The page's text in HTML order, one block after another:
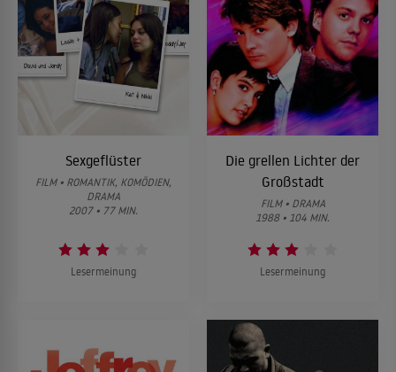
Sexgeflüster
FILM • ROMANTIK, KOMÖDIEN,
DRAMA
2007 • 77 MIN.
Lesermeinung
Die grellen Lichter der
Großstadt
FILM • DRAMA
1988 • 104 MIN.
Lesermeinung